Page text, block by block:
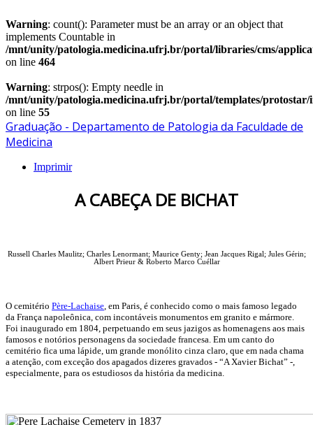
Warning: count(): Parameter must be an array or an object that
implements Countable in
/mnt/unity/patologia.medicina.ufrj.br/portal/libraries/cms/
on line 464
Warning: strpos(): Empty needle in
/mnt/unity/patologia.medicina.ufrj.br/portal/templates/protostar/
on line 55
Graduação - Departamento de Patologia da Faculdade de
Medicina
Imprimir
A CABEÇA DE BICHAT
Russell Charles Maulitz; Charles Lenormant; Maurice Genty; Jean Jacques Rigal; Jules Gérin;
Albert Prieur & Roberto Marco Cuéllar
O cemitério Père-Lachaise , em Paris, é conhecido como o mais famoso legado
da França napoleônica, com incontáveis monumentos em granito e mármore.
Foi inaugurado em 1804, perpetuando em seus jazigos as homenagens aos mais
famosos e notórios personagens da sociedade francesa. Em um canto do
cemitério fica uma lápide, um grande monólito cinza claro, que em nada chama
a atenção, com exceção dos apagados dizeres gravados - “A Xavier Bichat” -,
especialmente, para os estudiosos da história da medicina.